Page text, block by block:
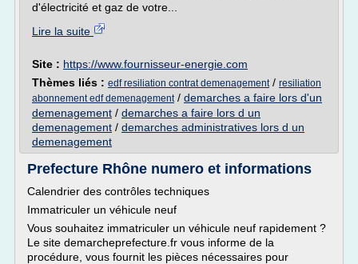
d'électricité et gaz de votre...
Lire la suite
Site : https://www.fournisseur-energie.com
Thèmes liés : edf resiliation contrat demenagement/ resiliation
abonnement edf demenagement/ demarches a faire lors d'un
demenagement / demarches a faire lors d un
demenagement / demarches administratives lors d un
demenagement
Prefecture Rhône numero et informations
Calendrier des contrôles techniques
Immatriculer un véhicule neuf
Vous souhaitez immatriculer un véhicule neuf rapidement ?
Le site demarcheprefecture.fr vous informe de la
procédure, vous fournit les pièces nécessaires pour